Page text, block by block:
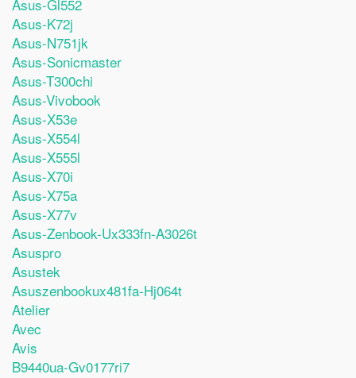
Asus-Gl552
Asus-K72j
Asus-N751jk
Asus-Sonicmaster
Asus-T300chi
Asus-Vivobook
Asus-X53e
Asus-X554l
Asus-X555l
Asus-X70i
Asus-X75a
Asus-X77v
Asus-Zenbook-Ux333fn-A3026t
Asuspro
Asustek
Asuszenbookux481fa-Hj064t
Atelier
Avec
Avis
B9440ua-Gv0177ri7